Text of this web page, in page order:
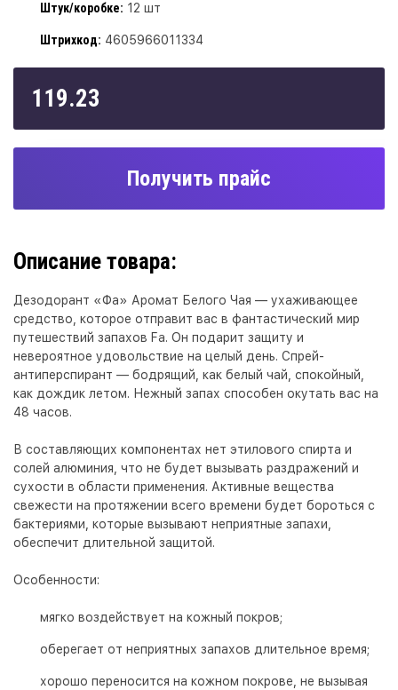
Штук/коробке: 12 шт
Штрихкод: 4605966011334
119.23
Получить прайс
Описание товара:
Дезодорант «Фа» Аромат Белого Чая — ухаживающее
средство, которое отправит вас в фантастический мир
путешествий запахов Fa. Он подарит защиту и
невероятное удовольствие на целый день. Спрей-
антиперспирант — бодрящий, как белый чай, спокойный,
как дождик летом. Нежный запах способен окутать вас на
48 часов.
В составляющих компонентах нет этилового спирта и
солей алюминия, что не будет вызывать раздражений и
сухости в области применения. Активные вещества
свежести на протяжении всего времени будет бороться с
бактериями, которые вызывают неприятные запахи,
обеспечит длительной защитой.
Особенности:
мягко воздействует на кожный покров;
оберегает от неприятных запахов длительное время;
хорошо переносится на кожном покрове, не вызывая